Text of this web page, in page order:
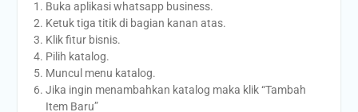
Buka aplikasi whatsapp business.
Ketuk tiga titik di bagian kanan atas.
Klik fitur bisnis.
Pilih katalog.
Muncul menu katalog.
Jika ingin menambahkan katalog maka klik “Tambah
Item Baru”